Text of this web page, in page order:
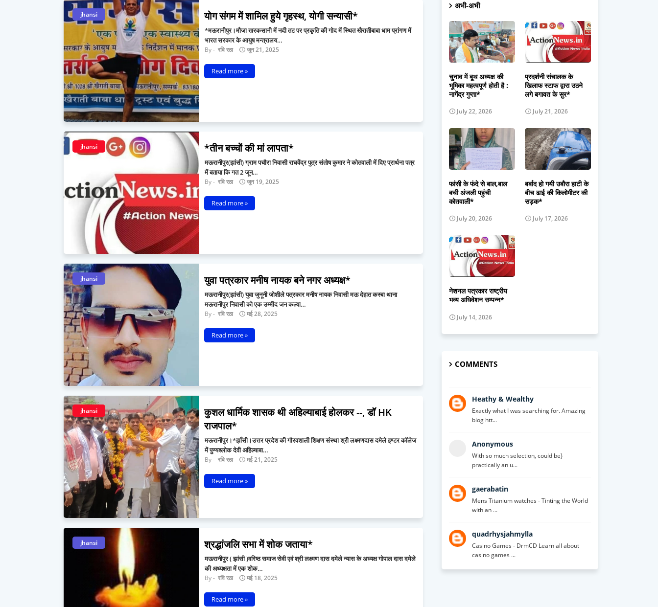
jhansi योग संगम में शामिल हुये गृहस्थ, योगी सन्यासी*
*मऊरानीपुर।मौजा खरकसानी में नदी तट पर प्रकृति की गोद में स्थित खैरातीबाबा धाम प्रांगण में
भारत सरकार के आयुष मन्त्रालय…
रवि रठा जून 21, 2025
Read more »
jhansi *तीन बच्चों की मां लापता*
मऊरानीपुर(झांसी) ग्राम पचौरा निवासी राघवेंद्र पुत्र संतोष कुमार ने कोतवाली में दिए प्रार्थना पत्र
में बताया कि गत 2 जून…
रवि रठा जून 19, 2025
Read more »
jhansi युवा पत्रकार मनीष नायक बने नगर अध्यक्ष*
मऊरानीपुर(झांसी) युवा जुनूनी जोशीले पत्रकार मनीष नायक निवासी मऊ देहात कस्बा थाना
मऊरानीपुर निवासी को एक उम्मीद जन कल्या…
रवि रठा मई 28, 2025
Read more »
jhansi
कुशल धार्मिक शासक थी अहिल्याबाई होलकर --, डॉ HK
राजपाल*
मऊरानीपुर।*झाँसी।उत्तर प्रदेश की गौरवशाली शिक्षण संस्था श्री लक्ष्मणदास दमेले इण्टर कॉलेज
में पुण्यश्लोक देवी अहिल्याबा…
रवि रठा मई 21, 2025
Read more »
jhansi श्रद्धांजलि सभा में शोक जताया*
मऊरानीपुर ( झांसी )वरिष्ठ समाज सेवी एवं श्री लक्ष्मण दास दमेले न्यास के अध्यक्ष गोपाल दास दमेले
की अध्यक्षता में एक शोक…
रवि रठा मई 18, 2025
Read more »
अभी-अभी
चुनाव में बूथ अध्यक्ष की
भूमिका महत्वपूर्ण होती है :
नागेंद्र गुप्ता*
July 22, 2026
प्रदर्शनी संचालक के
खिलाफ स्टाफ द्वारा उठने
लगे बगावत के सुर*
July 21, 2026
फांसी के फंदे से बाल,बाल
बची अंजली पहुंची
कोतवाली*
July 20, 2026
बर्बाद हो गयी उबौरा हाटी के
बीच ढाई की किलोमीटर की
सड़क*
July 17, 2026
नेशनल पत्रकार राष्ट्रीय
भव्य अधिवेशन सम्पन्न*
July 14, 2026
COMMENTS
Heathy & Wealthy
Exactly what I was searching for. Amazing
blog htt...
Anonymous
With so much selection, could be}
practically an u...
gaerabatin
Mens Titanium watches - Tinting the World
with an ...
quadrhysjahmylla
Casino Games - DrmCD Learn all about
casino games ...